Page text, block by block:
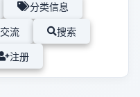
分类信息
流 搜索
注册